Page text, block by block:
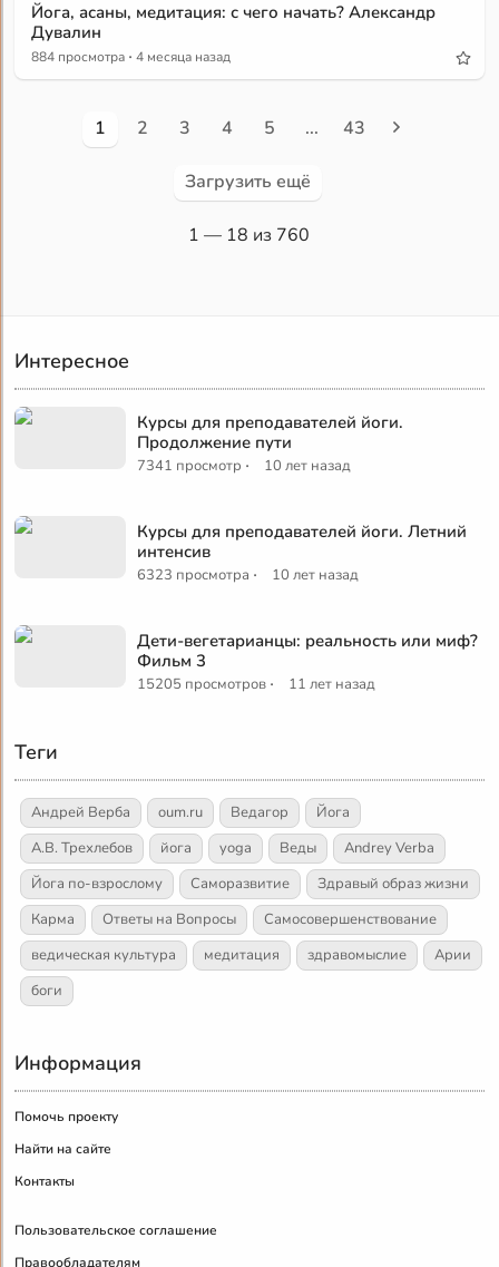
Йога, асаны, медитация: с чего начать? Александр
Дувалин
884 просмотра · 4 месяца назад
1 2 3 4 5 ... 43
Загрузить ещё
1 — 18 из 760
Интересное
Курсы для преподавателей йоги.
Продолжение пути
7341 просмотр · 10 лет назад
Курсы для преподавателей йоги. Летний
интенсив
6323 просмотра · 10 лет назад
Дети-вегетарианцы: реальность или миф?
Фильм 3
15205 просмотров · 11 лет назад
Теги
Андрей Верба oum.ru Ведагор
Йога
А.В. Трехлебов
йога yoga Веды
Andrey Verba
Йога по-взрослому
Саморазвитие
Здравый образ жизни
Карма
Ответы на Вопросы
Самосовершенствование
ведическая культура
медитация здравомыслие
Арии
боги
Информация
Помочь проекту
Найти на сайте
Контакты
Пользовательское соглашение
Правообладателям